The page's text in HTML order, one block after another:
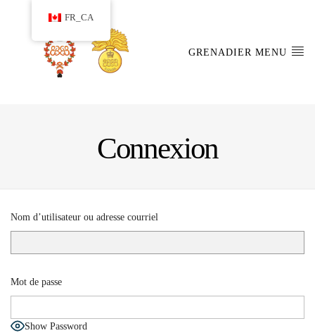
GRENADIER MENU
Connexion
Nom d’utilisateur ou adresse courriel
Mot de passe
Show Password
FR_CA